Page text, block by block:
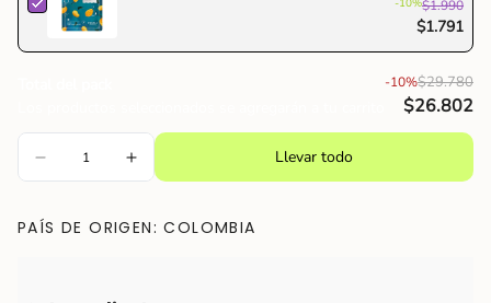
-10%$1.990
$1.791
-10%$29.780
$26.802
Llevar todo
PAÍS DE ORIGEN: COLOMBIA